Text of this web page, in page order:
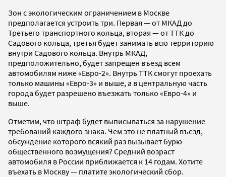
Зон с экологическим ограничением в Москве
предполагается устроить три. Первая — от МКАД до
Третьего транспортного кольца, вторая — от ТТК до
Садового кольца, третья будет занимать всю территорию
внутри Садового кольца. Внутрь МКАД,
предположительно, будет запрещен въезд всем
автомобилям ниже «Евро-2». Внутрь ТТК смогут проехать
только машины «Евро-3» и выше, а в центральную часть
города будет разрешено въезжать только «Евро-4» и
выше.
Отметим, что штраф будет выписываться за нарушение
требований каждого знака. Чем это не платный въезд,
обсуждение которого всякий раз вызывает бурю
общественного возмущения? Средний возраст
автомобиля в России приближается к 14 годам. Хотите
въехать в Москву — платите экологический сбор.